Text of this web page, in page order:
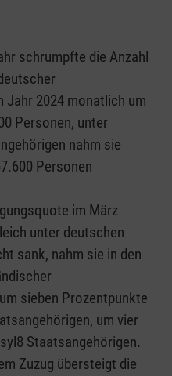
schrumpfte die Anzahl
2024 monatlich um
Personen, unter
nahm sie
Personen
im März
unter deutschen
sank, nahm sie in den
sieben Prozentpunkte
um vier
Staatsangehörigen.
Zuzug übersteigt die